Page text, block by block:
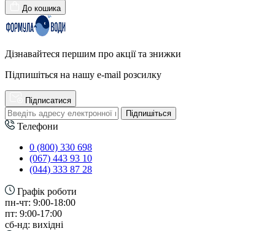
До кошика
Дізнавайтеся першим про акції та знижки
Підпишіться на нашу e-mail розсилку
Підписатися
Підпишіться
Телефони
0 (800) 330 698
(067) 443 93 10
(044) 333 87 28
Графік роботи
пн-чт: 9:00-18:00
пт: 9:00-17:00
сб-нд: вихідні